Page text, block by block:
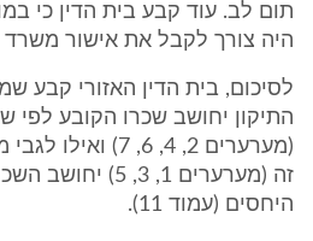
תום לב. עוד קבע בית הדין כי
היה צורך לקבל את אישור משרד
לסיכום, בית הדין האזורי קבע
התיקון יחושב שכרו הקובע לפי
(מערערים 2, 4, 6, 7)
זה (מערערים 1, 3,
היחסים (עמוד 11).